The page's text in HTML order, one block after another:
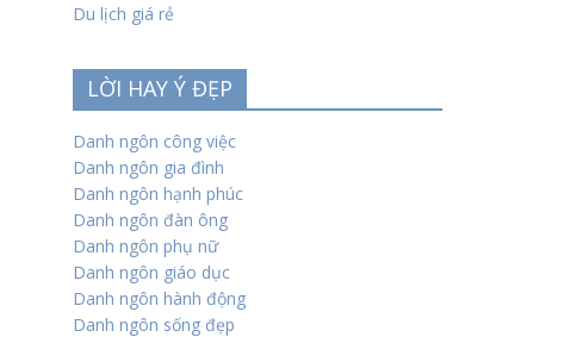
Du lịch giá rẻ
LỜI HAY Ý ĐẸP
Danh ngôn công việc
Danh ngôn gia đình
Danh ngôn hạnh phúc
Danh ngôn đàn ông
Danh ngôn phụ nữ
Danh ngôn giáo dục
Danh ngôn hành động
Danh ngôn sống đẹp